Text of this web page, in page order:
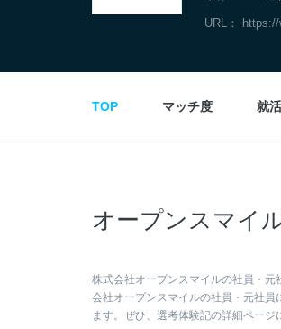
URL：
TOP マッチ度 就
オープンスマイ
株式会社オープンスマイルの社員・
会社オープンスマイルの社員・元社
ます。ぜひ、選考体験記の詳細ペー